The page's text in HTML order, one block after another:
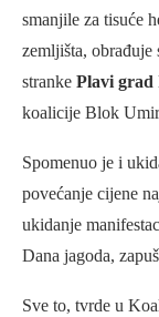
smanjile za tisuće
zemljišta,
stranke Plavi
koalicije Blok
Spomenuo je i
povećanje cijene
ukidanje
Dana jagoda,
Sve to, tvrde u